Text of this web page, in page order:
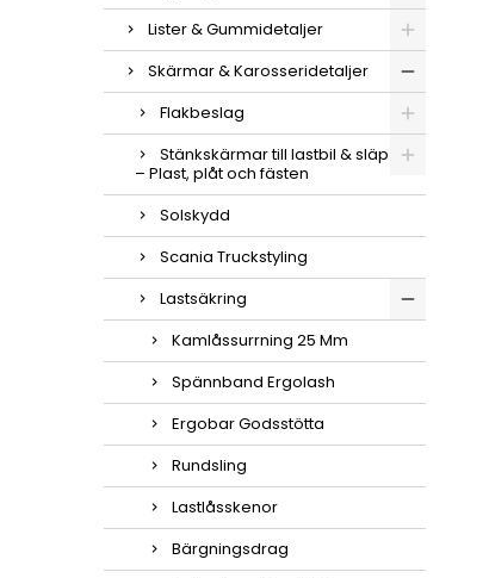
Lister & Gummidetaljer
Skärmar & Karosseridetaljer
Flakbeslag
Stänkskärmar till lastbil & släp
– Plast, plåt och fästen
Solskydd
Scania Truckstyling
Lastsäkring
Kamlåssurrning 25 Mm
Spännband Ergolash
Ergobar Godsstötta
Rundsling
Lastlåsskenor
Bärgningsdrag